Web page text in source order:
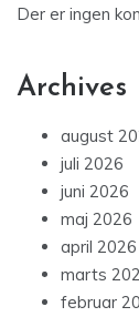
Der er ingen
Archives
august
juli 2026
juni 2026
maj 2026
april 2026
marts
februar